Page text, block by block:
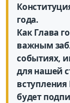
года.
Как Глава
важным
событиях,
для нашей
будет